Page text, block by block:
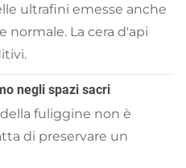
ultrafini emesse anche
La cera d'api
negli spazi sacri
fuliggine non è
di preservare un